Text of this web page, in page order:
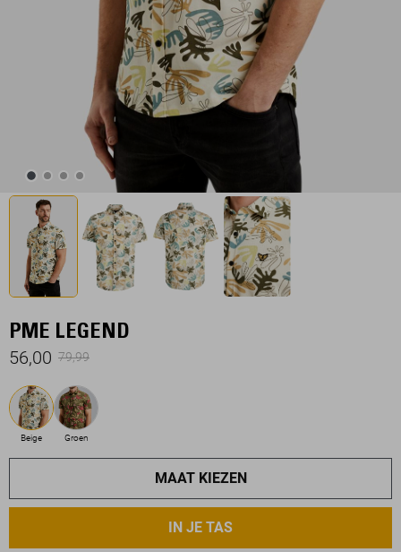
PME LEGEND
56,00 79,99
Beige Groen
MAAT KIEZEN
IN JE TAS